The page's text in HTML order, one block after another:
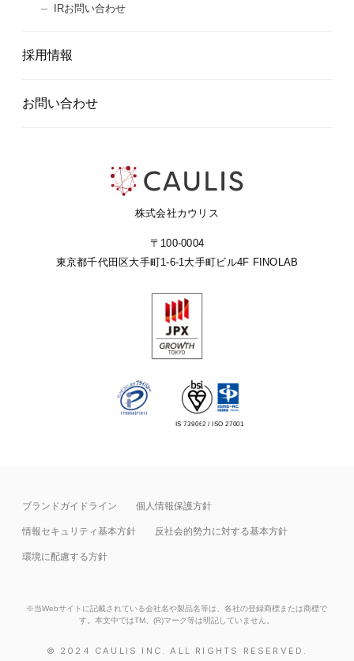
株式会社カウリス
〒100-0004
東京都千代田区大手町1-6-1 大手町ビル4F FINOLAB
IRお問い合わせ
採用情報
お問い合わせ
IS 739062 / ISO 27001
ブランドガイドライン 個人情報保護方針
情報セキュリティ基本⽅針 反社会的勢力に対する基本方針
環境に配慮する方針
※当Webサイトに記載されている会社名や製品名等は、各社の登録商標または商標で
す。本文中ではTM、(R)マーク等は明記していません。
© 2024 CAULIS INC. ALL RIGHTS RESERVED.